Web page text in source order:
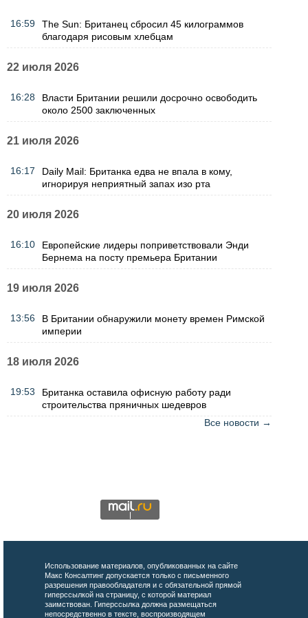
16:59
The Sun: Британец сбросил 45 килограммов
благодаря рисовым хлебцам
22 июля 2026
16:28
Власти Британии решили досрочно освободить
около 2500 заключенных
21 июля 2026
16:17
Daily Mail: Британка едва не впала в кому,
игнорируя неприятный запах изо рта
20 июля 2026
16:10
Европейские лидеры поприветствовали Энди
Бернема на посту премьера Британии
19 июля 2026
13:56
В Британии обнаружили монету времен Римской
империи
18 июля 2026
19:53
Британка оставила офисную работу ради
строительства пряничных шедевров
Все новости →
Использование материалов, опубликованных на сайте
Макс Консалтинг допускается только с письменного
разрешения правообладателя и с обязательной прямой
гиперссылкой на страницу, с которой материал
заимствован. Гиперссылка должна размещаться
непосредственно в тексте, воспроизводящем